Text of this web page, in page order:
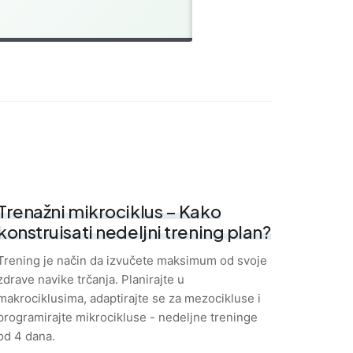
mikrociklus – Kako
nedeljni trening plan?
je način da izvučete maksimum od svoje
navike trčanja. Planirajte u
adaptirajte se za mezocikluse i
mikrocikluse - nedeljne treninge
4 dana.